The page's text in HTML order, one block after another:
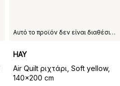
Αυτό το προϊόν δεν είναι διαθέσιμο στη χώρα παράδοσης που έχετε επιλέξει.
HAY
Air Quilt ριχτάρι, Soft yellow,
140x200 cm